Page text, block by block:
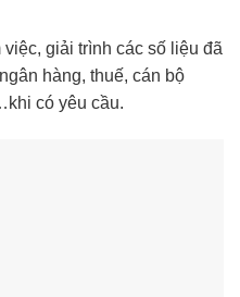
giải trình các số liệu đã
hàng, thuế, cán bộ
có yêu cầu.